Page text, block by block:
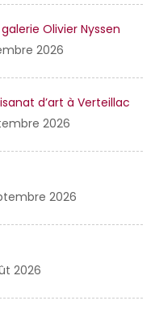
Olivier Nyssen
2026
d’art à Verteillac
2026
2026
2026